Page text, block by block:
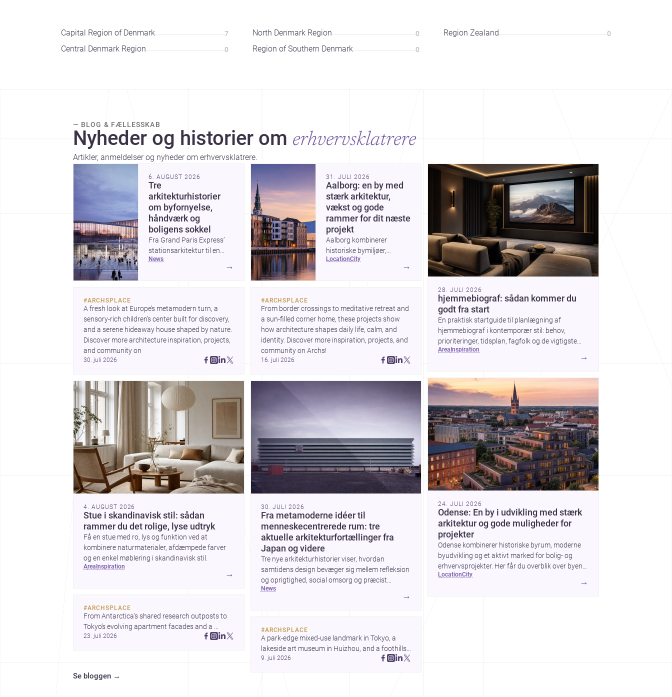
Capital Region of Denmark 7
Central Denmark Region 0
North Denmark Region 0
Region of Southern Denmark 0
Region Zealand 0
— BLOG & FÆLLESSKAB
Nyheder og historier om erhvervsklatrere
Artikler, anmeldelser og nyheder om erhvervsklatrere.
6. AUGUST 2026
Tre
arkitekturhistorier
om byfornyelse,
håndværk og
boligens sokkel
Fra Grand Paris Express’
stationsarkitektur til en
række projekter, der
kan forme byer og forfine
detaljer. Samtidig peger The
Plinth House / Cambra
Buró på, hvordan et klart
greb om fundament,
proportion og materialitet
karakter.
news
→
#ARCHSPLACE
A fresh look at Europe’s metamodern turn, a
sensory-rich children’s center built for discovery,
and a serene hideaway house shaped by nature.
Discover more architecture inspiration, projects,
30. juli 2026
4. AUGUST 2026
Stue i skandinavisk stil: sådan
rammer du det rolige, lyse udtryk
Få en stue med ro, lys og funktion ved at
kombinere naturmaterialer, afdæmpede farver
og en enkel møblering i skandinavisk stil.
area inspiration
→
#ARCHSPLACE
From Antarctica’s shared research outposts to
Tokyo’s evolving apartment facades and a
terraced home in Amman, these projects show
23. juli 2026
31. JULI 2026
Aalborg: en by med
stærk arkitektur,
vækst og gode
rammer for dit næste
projekt
Aalborg kombinerer
historiske bymiljøer,
markante nybyggerier og
designe i Nordjylland.
location city
→
#ARCHSPLACE
From border crossings to meditative retreat and
a sun-filled corner home, these projects show
how architecture shapes daily life, calm, and
identity. Discover more inspiration, projects, and
community on Archs!
16. juli 2026
30. JULI 2026
Fra metamoderne idéer til
menneskecentrerede rum: tre
aktuelle arkitekturfortællinger fra
Japan og videre
Tre nye arkitekturhistorier viser, hvordan
samtidens design bevæger sig mellem refleksion
og oprigtighed, social omsorg og præcist
formgivne boligoplevelser. Fra den teoretiske
kommentar og konkret livskvalitet.
news
→
#ARCHSPLACE
A park-edge mixed-use landmark in Tokyo, a
lakeside art museum in Huizhou, and a foothills
countryside house in Cayambe show
Discover more architecture inspo
9. juli 2026
28. JULI 2026
hjemmebiograf: sådan kommer du
godt fra start
En praktisk startguide til planlægning af
hjemmebiograf i kontemporær stil: behov,
prioriteringer, tidsplan, fagfolk og de vigtigste
valg før arbejdet går i gang.
area inspiration
→
24. JULI 2026
Odense: En by i udvikling med stærk
arkitektur og gode muligheder for
projekter
Odense kombinerer historiske byrum, moderne
byudvikling og et aktivt marked for bolig- og
erhvervsprojekter. Her får du overblik over byens
arkitektur, byggemæssige prisniveau og hvorfor
location city
→
Se bloggen →